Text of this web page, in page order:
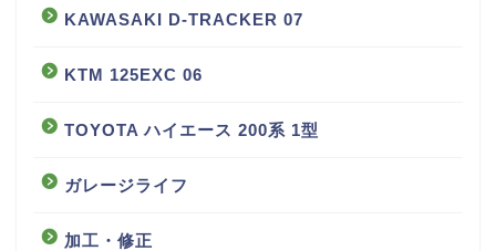
KAWASAKI D-TRACKER 07
KTM 125EXC 06
TOYOTA ハイエース 200系 1型
ガレージライフ
加工・修正